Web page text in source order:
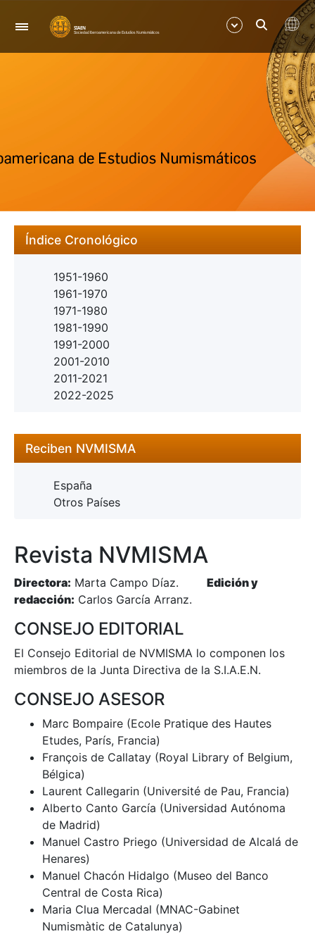
Navegació
Mostra/Amaga
Índice Cronológico
1951-1960
1961-1970
1971-1980
1981-1990
1991-2000
2001-2010
2011-2021
2022-2025
Reciben NVMISMA
España
Otros Países
Revista NVMISMA
Directora: Marta Campo Díaz. Edición y
redacción: Carlos García Arranz.
CONSEJO EDITORIAL
El Consejo Editorial de NVMISMA lo componen los
miembros de la Junta Directiva de la S.I.A.E.N.
CONSEJO ASESOR
Marc Bompaire (Ecole Pratique des Hautes
Etudes, París, Francia)
François de Callatay (Royal Library of Belgium,
Bélgica)
Laurent Callegarin (Université de Pau, Francia)
Alberto Canto García (Universidad Autónoma
de Madrid)
Manuel Castro Priego (Universidad de Alcalá de
Henares)
Manuel Chacón Hidalgo (Museo del Banco
Central de Costa Rica)
Maria Clua Mercadal (MNAC-Gabinet
Numismàtic de Catalunya)